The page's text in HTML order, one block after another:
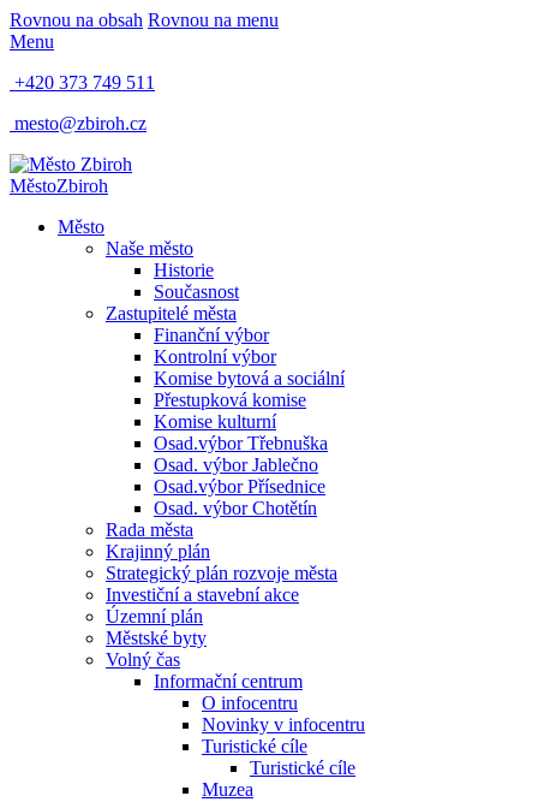
Rovnou na obsah Rovnou na menu
Menu
+420 373 749 511
mesto@zbiroh.cz
MěstoZbiroh
Město
Naše město
Historie
Současnost
Zastupitelé města
Finanční výbor
Kontrolní výbor
Komise bytová a sociální
Přestupková komise
Komise kulturní
Osad.výbor Třebnuška
Osad. výbor Jablečno
Osad.výbor Přísednice
Osad. výbor Chotětín
Rada města
Krajinný plán
Strategický plán rozvoje města
Investiční a stavební akce
Územní plán
Městské byty
Volný čas
Informační centrum
O infocentru
Novinky v infocentru
Turistické cíle
Turistické cíle
Muzea